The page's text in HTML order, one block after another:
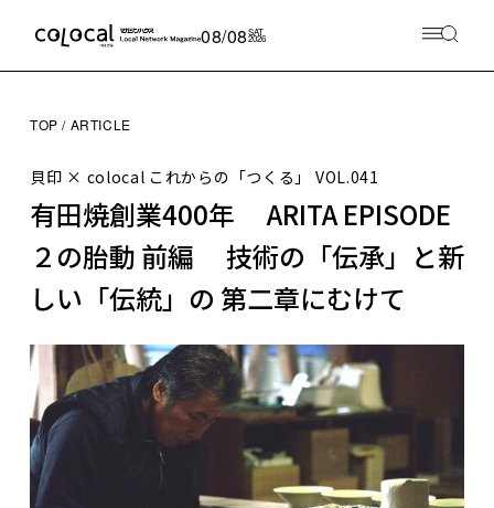
08/08SAT
2026
TOP ARTICLE
貝印 × colocal これからの「つくる」 VOL.041
有田焼創業400年 ARITA EPISODE
２の胎動 前編 技術の「伝承」と新
しい「伝統」の 第二章にむけて